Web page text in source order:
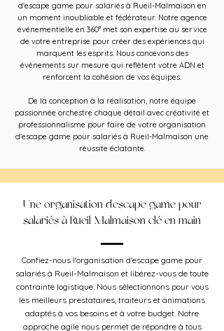
d'escape game pour salariés à Rueil-Malmaison en
un moment inoubliable et fédérateur. Notre agence
événementielle en 360° met son expertise au service
de votre entreprise pour créer des expériences qui
marquent les esprits. Nous concevons des
événements sur mesure qui reflètent votre ADN et
renforcent la cohésion de vos équipes.
De la conception à la réalisation, notre équipe
passionnée orchestre chaque détail avec créativité et
professionnalisme pour faire de votre organisation
d'escape game pour salariés à Rueil-Malmaison une
réussite éclatante.
Une organisation d'escape game pour
salariés à Rueil-Malmaison clé en main
Confiez-nous l'organisation d'escape game pour
salariés à Rueil-Malmaison et libérez-vous de toute
contrainte logistique. Nous sélectionnons pour vous
les meilleurs prestataires, traiteurs et animations
adaptés à vos besoins et à votre budget. Notre
approche agile nous permet de répondre à tous